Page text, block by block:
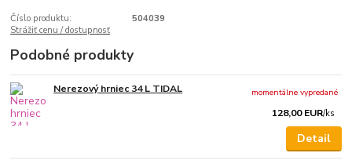
Číslo produktu:
504039
Strážiť cenu / dostupnosť
Podobné produkty
Nerezový hrniec 34 L TIDAL
128,00 EUR/ks
momentálne vypredané
Detail